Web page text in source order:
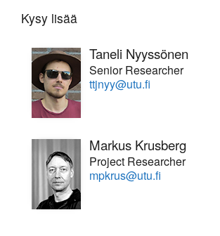
Kysy lisää
Taneli Nyyssönen
Senior Researcher
ttjnyy@utu.fi
Markus Krusberg
Project Researcher
mpkrus@utu.fi